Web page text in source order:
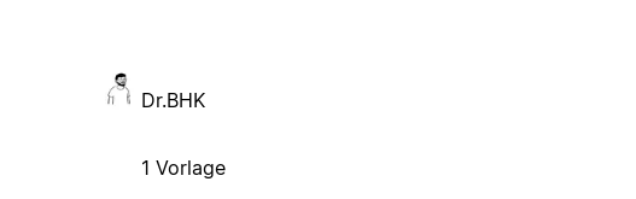
Dr.BHK
1 Vorlage